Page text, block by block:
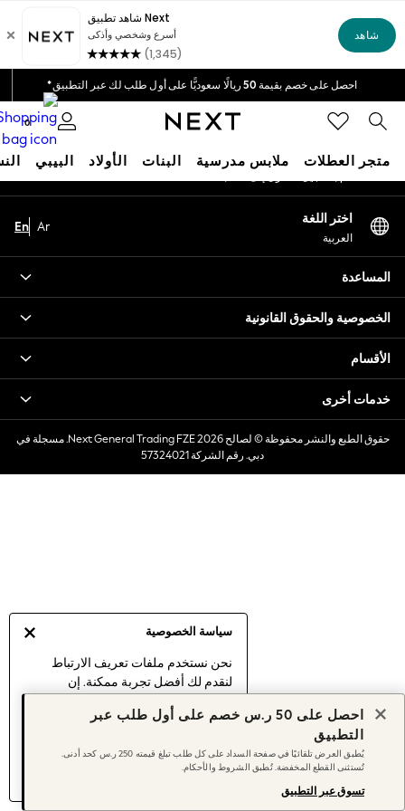
توصيل سريع | نتكفل بدفع جميع الرسوم الجمركية*
خيارات دفع مرنة وآمنة*
احصل على خصم بقيمة 50 ريالًا سعوديًّا على أول طلب لك عبر التطبيق*
0
متجر العطلات ملابس مدرسية البنات الأولاد البيبي
سياسة الخصوصية
نحن نستخدم ملفات تعريف الارتباط
لنقدم لك أفضل تجربة ممكنة. إن
موافقتك على استخدامنا لملفات تعريف
اكتشف المزيد عن إدارة إعدادات ملفات
تعريف الارتباط (الكوكيز).
Holiday Shop
Modest Holiday Outfits
Summer Nightwear
Occasionwear
Girls
Girls' Travel Styles
Sunset Styles
Dresses
Occasionwear
Sets & Outfits
Sun Hats & Caps
Women's Holiday Shop
Women's Travel Styles
Dresses
Occasionwear
Linen Collection
Tops & T-Shirts
An error occurred on client
شبكاتنا الاجتماعية
حسابي
اختر اللغة
العربية
Ar
En
المساعدة
الخصوصية والحقوق القانونية
الأقسام
خدمات أخرى
حقوق الطبع والنشر محفوظة © لصالح 2026 Next General Trading FZE. مسجلة في
دبي. رقم الشركة 57324021
احصل على 50 ر.س خصم على أول طلب عبر
التطبيق
يُطبق العرض تلقائيًا في صفحة السداد على كل طلب تبلغ قيمته 250 ر.س كحد أدنى.
تُستثنى القطع المخفضة. تُطبق الشروط والأحكام.
تسوق عبر التطبيق